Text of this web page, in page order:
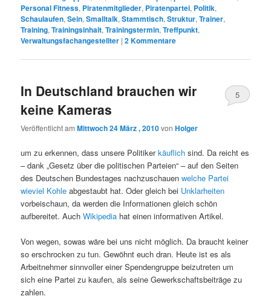
Personal Fitness, Piratenmitglieder, Piratenpartei, Politik,
Schaulaufen,Sein,Smalltalk,Stammtisch,Struktur,Trainer,
Training,Trainingsinhalt,Trainingstermin,Treffpunkt,
Verwaltungsfachangestellter |2Kommentare
In Deutschland brauchen wir
keine Kameras
Veröffentlicht amMittwoch 24 März , 2010vonHolger
5
um zu erkennen, dass unsere Politikerkäuflich sind. Da reicht es
– dank „Gesetz über die politischen Parteien“ – auf den Seiten
des Deutschen Bundestages nachzuschauenwelche Partei
wieviel Kohle abgestaubt hat. Oder gleich bei Unklarheiten
vorbeischaun, da werden die Informationen gleich schön
aufbereitet. AuchWikipedia hat einen informativen Artikel.
Von wegen, sowas wäre bei uns nicht möglich. Da braucht keiner
so erschrocken zu tun. Gewöhnt euch dran. Heute ist es als
Arbeitnehmer sinnvoller einer Spendengruppe beizutreten um
sich eine Partei zu kaufen, als seine Gewerkschaftsbeiträge zu
zahlen.